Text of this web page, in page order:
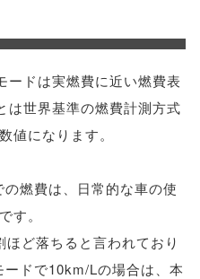
ードは実燃費に近い燃費表
は世界基準の燃費計測方式
値になります。
燃費は、日常的な車の使
す。
ど落ちると言われており
ドで10km/Lの場合は、本